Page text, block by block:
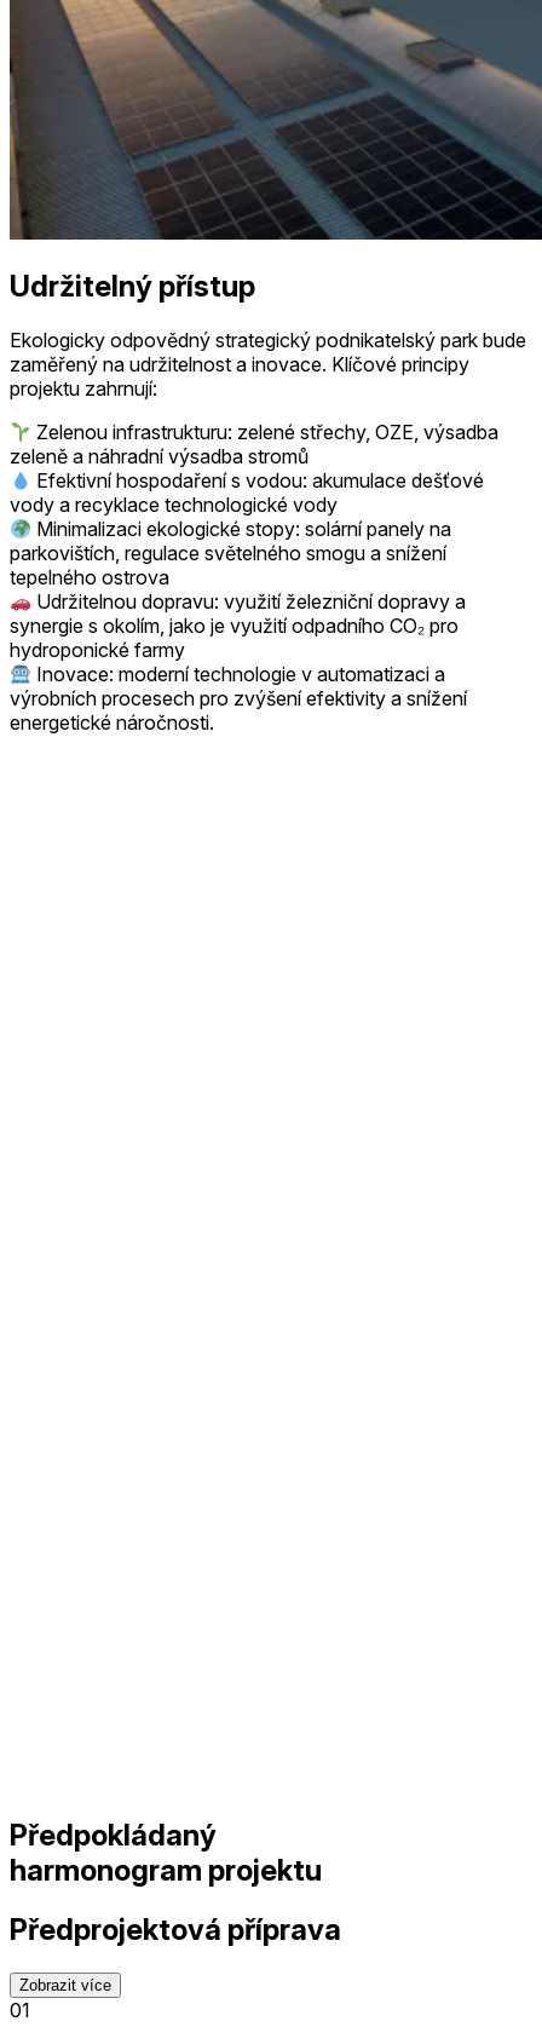
Udržitelný přístup
Ekologicky odpovědný strategický podnikatelský park bude
zaměřený na udržitelnost a inovace. Klíčové principy
projektu zahrnují:
Zelenou infrastrukturu: zelené střechy, OZE, výsadba
zeleně a náhradní výsadba stromů
Efektivní hospodaření s vodou: akumulace dešťové
vody a recyklace technologické vody
Minimalizaci ekologické stopy: solární panely na
parkovištích, regulace světelného smogu a snížení
tepelného ostrova
Udržitelnou dopravu: využití železniční dopravy a
synergie s okolím, jako je využití odpadního CO₂ pro
hydroponické farmy
Inovace: moderní technologie v automatizaci a
výrobních procesech pro zvýšení efektivity a snížení
energetické náročnosti.
Předpokládaný
harmonogram projektu
Předprojektová příprava
Zobrazit více
01